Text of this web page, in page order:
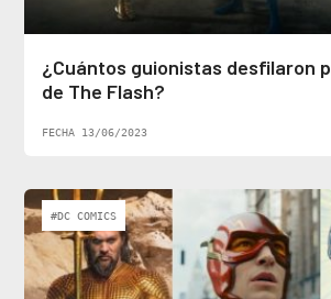
¿Cuántos guionistas desfilaron
de The Flash?
FECHA 13/06/2023
#DC COMICS